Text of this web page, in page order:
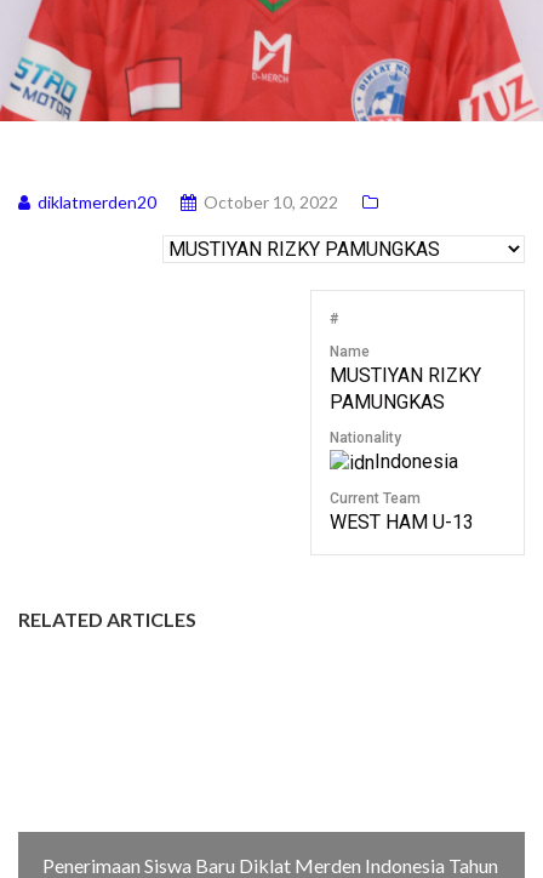
diklatmerden20 October 10, 2022
#
Name
MUSTIYAN RIZKY
PAMUNGKAS
Nationality
Indonesia
Current Team
WEST HAM U-13
RELATED ARTICLES
Penerimaan Siswa Baru Diklat Merden Indonesia Tahun